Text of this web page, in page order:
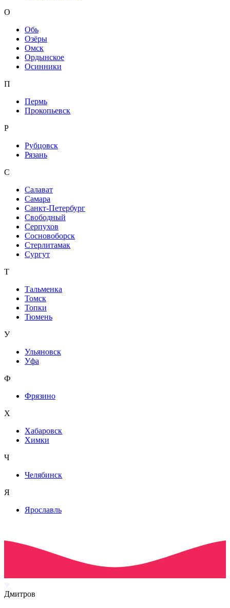
О
Обь
Озёры
Омск
Ордынское
Осинники
П
Пермь
Прокопьевск
Р
Рубцовск
Рязань
С
Салават
Самара
Санкт-Петербург
Свободный
Серпухов
Сосновоборск
Стерлитамак
Сургут
Т
Тальменка
Томск
Топки
Тюмень
У
Ульяновск
Уфа
Ф
Фрязино
Х
Хабаровск
Химки
Ч
Челябинск
Я
Ярославль
Дмитров